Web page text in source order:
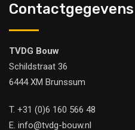
Contactgegevens
TVDG Bouw
Schildstraat 36
6444 XM Brunssum
T. +31 (0)6 160 566 48
E. info@tvdg-bouw.nl